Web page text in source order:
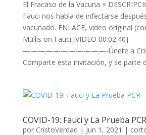
El Fracaso de la Vacuna ×
Fauci nos habla de infectarse
vacunado. ENLACE, video original
Mullis on Fauci [VIDEO 00:02:40]
———————————-Únete a
Comparte esta invitación, y se parte
COVID-19: Fauci y La Prueba PCR
por CristoVerdad | Jun 1, 2021 |